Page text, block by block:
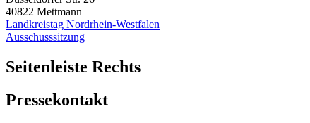
40822 Mettmann
Landkreistag Nordrhein-Westfalen
Ausschusssitzung
Seitenleiste Rechts
Pressekontakt